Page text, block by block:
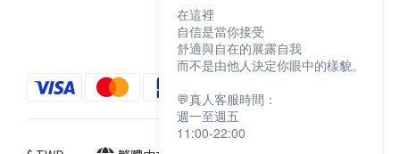
退換貨說明
防詐騙宣導
在這裡
自信是當你接受
舒適與自在的展露自我
而不是由他人決定你眼中的樣貌。
💬真人客服時間：
週一至週五
11:00-22:00